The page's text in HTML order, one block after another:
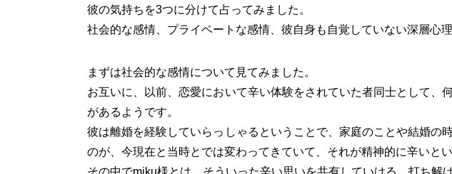
彼の気持ちを3つに分けて占ってみました。
社会的な感情、プライベートな感情、彼自身も自覚していない深層心理
まずは社会的な感情について見てみました。
お互いに、以前、恋愛において辛い体験をされていた者同士として、
があるようです。
彼は離婚を経験していらっしゃるということで、家庭のことや結婚の
のが、今現在と当時とでは変わってきていて、それが精神的に辛いと
その中でmiku様とは、そういった辛い思いを共有していける。打ち解け